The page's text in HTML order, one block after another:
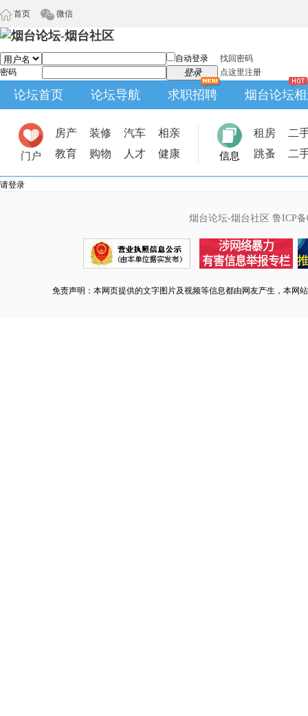
首页 微信
自动登录
找回密码
密码
登录 点这里注册
论坛首页 论坛导航 求职招聘 烟台论坛
门户
房产 装修 汽车
相亲
教育
购物 人才 健康 信息
租房
二
跳蚤
二
请登录
烟台论坛-烟台社区 鲁ICP备
免责声明：本网页提供的文字图片及视频等信息都由网友产生，本网